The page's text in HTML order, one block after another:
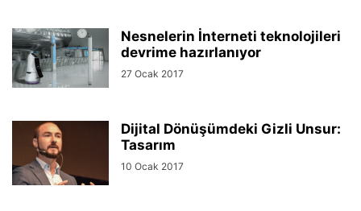
Nesnelerin İnterneti teknolojileri
devrime hazırlanıyor
27 Ocak 2017
Dijital Dönüşümdeki Gizli Unsur:
Tasarım
10 Ocak 2017